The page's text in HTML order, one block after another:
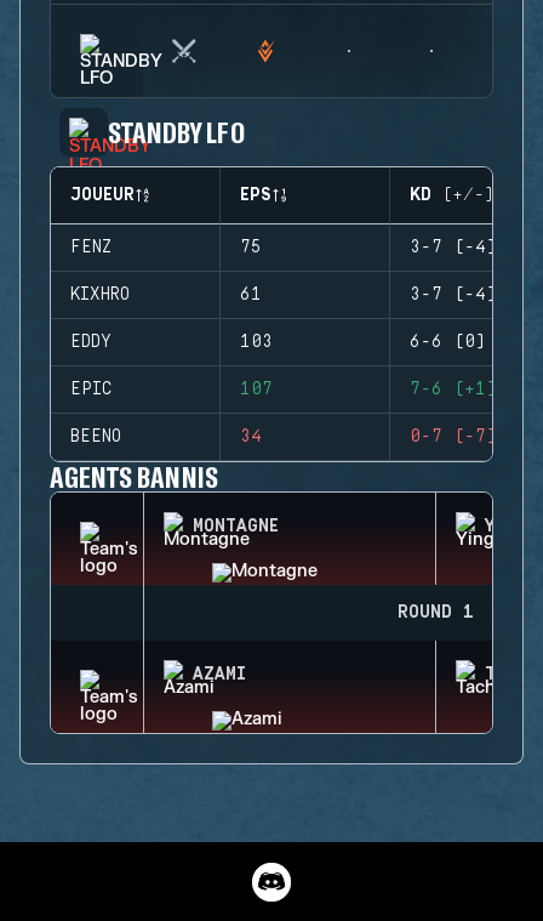
STANDBY LFO
JOUEUR EPS KD (+/-)
FENZ 75 3-7 (-4)
KIXHRO 61 3-7 (-4)
EDDY 103 6-6 (0)
EPIC 107 7-6 (+1)
BEENO 34 0-7 (-7)
AGENTS BANNIS
MONTAGNE YING
ROUND 1
AZAMI